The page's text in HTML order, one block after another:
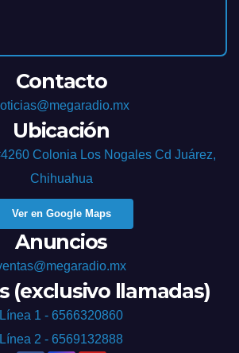
Contacto
Ubicación
Colonia Los Nogales Cd Juárez,
Chihuahua
Ver en Google Maps
Anuncios
(exclusivo llamadas)
Línea 1 - 6566320860
Línea 2 - 6569132888